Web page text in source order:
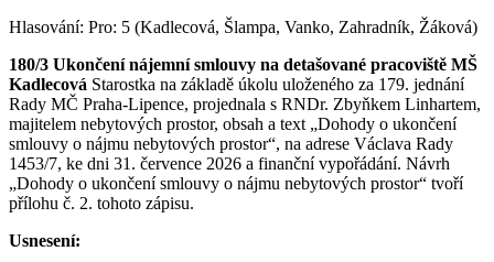
Hlasování: Pro: 5 (Kadlecová, Šlampa, Vanko, Zahradník, Žáková)
180/3 Ukončení nájemní smlouvy na detašované pracoviště MŠ
Kadlecová Starostka na základě úkolu uloženého za 179. jednání
Rady MČ Praha-Lipence, projednala s RNDr. Zbyňkem Linhartem,
majitelem nebytových prostor, obsah a text „Dohody o ukončení
smlouvy o nájmu nebytových prostor“, na adrese Václava Rady
1453/7, ke dni 31. července 2026 a finanční vypořádání. Návrh
„Dohody o ukončení smlouvy o nájmu nebytových prostor“ tvoří
přílohu č. 2. tohoto zápisu.
Usnesení: